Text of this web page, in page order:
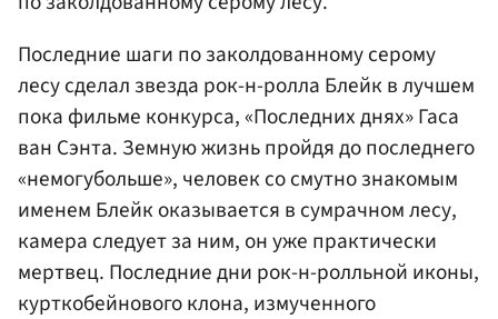
Последние шаги по заколдованному серому
лесу сделал звезда рок-н-ролла Блейк в лучшем
пока фильме конкурса, «Последних днях» Гаса
ван Сэнта. Земную жизнь пройдя до последнего
«немогубольше», человек со смутно знакомым
именем Блейк оказывается в сумрачном лесу,
камера следует за ним, он уже практически
мертвец. Последние дни рок-н-ролльной иконы,
курткобейнового клона, измученного